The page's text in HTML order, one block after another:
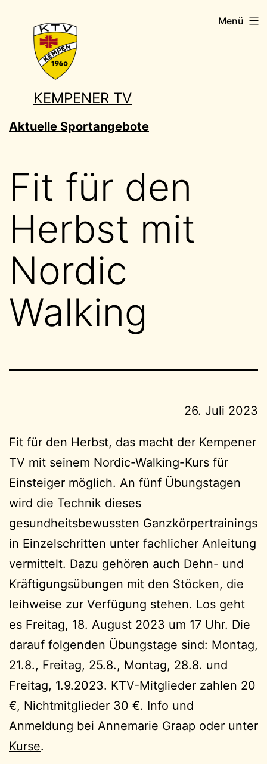
springen
KEMPENER TV
Menü
Aktuelle Sportangebote
Fit für den
Herbst mit
Nordic
Walking
26. Juli 2023
Fit für den Herbst, das macht der Kempener
TV mit seinem Nordic-Walking-Kurs für
Einsteiger möglich. An fünf Übungstagen
wird die Technik dieses
gesundheitsbewussten Ganzkörpertrainings
in Einzelschritten unter fachlicher Anleitung
vermittelt. Dazu gehören auch Dehn- und
Kräftigungsübungen mit den Stöcken, die
leihweise zur Verfügung stehen. Los geht
es Freitag, 18. August 2023 um 17 Uhr. Die
darauf folgenden Übungstage sind: Montag,
21.8., Freitag, 25.8., Montag, 28.8. und
Freitag, 1.9.2023. KTV-Mitglieder zahlen 20
€, Nichtmitglieder 30 €. Info und
Anmeldung bei Annemarie Graap oder unter
Kurse.